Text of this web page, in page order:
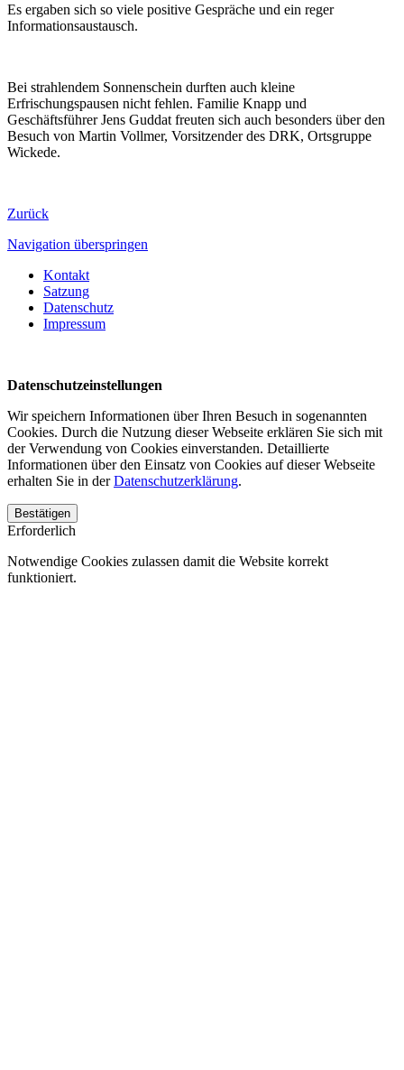
Es ergaben sich so viele positive Gespräche und ein reger
Informationsaustausch.
Bei strahlendem Sonnenschein durften auch kleine
Erfrischungspausen nicht fehlen. Familie Knapp und
Geschäftsführer Jens Guddat freuten sich auch besonders über den
Besuch von Martin Vollmer, Vorsitzender des DRK, Ortsgruppe
Wickede.
Zurück
Navigation überspringen
Kontakt
Satzung
Datenschutz
Impressum
Datenschutzeinstellungen
Wir speichern Informationen über Ihren Besuch in sogenannten
Cookies. Durch die Nutzung dieser Webseite erklären Sie sich mit
der Verwendung von Cookies einverstanden. Detaillierte
Informationen über den Einsatz von Cookies auf dieser Webseite
erhalten Sie in derDatenschutzerklärung.
Bestätigen
Erforderlich
Notwendige Cookies zulassen damit die Website korrekt
funktioniert.